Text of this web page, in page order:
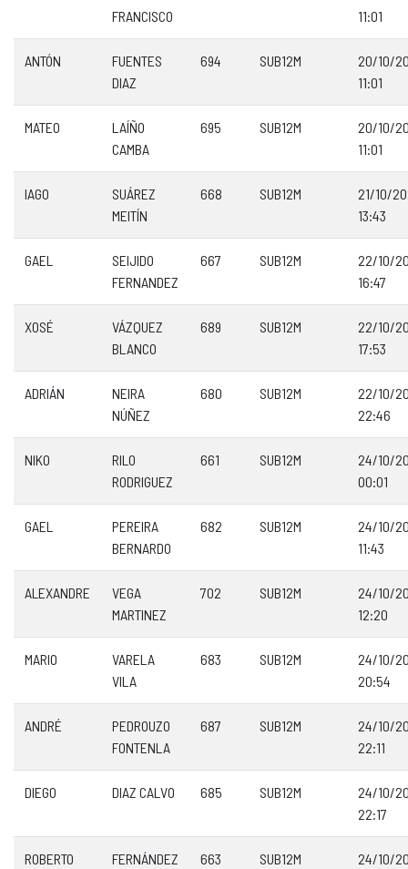
FRANCISCO
11:01
ANTÓN
FUENTES
DIAZ
694 SUB12M
20/10/
11:01
MATEO
LAÍÑO
CAMBA
695 SUB12M
20/10/
11:01
IAGO
SUÁREZ
MEITÍN
668 SUB12M
21/10/
13:43
GAEL
SEIJIDO
FERNANDEZ
667 SUB12M
22/10/
16:47
XOSÉ
VÁZQUEZ
BLANCO
689 SUB12M
22/10/
17:53
ADRIÁN
NEIRA
NÚÑEZ
680 SUB12M
22/10/
22:46
NIKO
RILO
RODRIGUEZ
661 SUB12M
24/10/
00:01
GAEL
PEREIRA
BERNARDO
682 SUB12M
24/10/
11:43
ALEXANDRE
VEGA
MARTINEZ
702 SUB12M
24/10/
12:20
MARIO
VARELA
VILA
683 SUB12M
24/10/
20:54
ANDRÉ
PEDROUZO
FONTENLA
687 SUB12M
24/10/
22:11
DIEGO DIAZ CALVO 685 SUB12M
24/10/
22:17
ROBERTO FERNÁNDEZ 663 SUB12M 24/10/